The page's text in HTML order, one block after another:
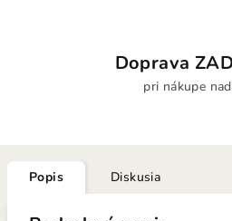
Doprava
pri nákupe
Popis Diskusia